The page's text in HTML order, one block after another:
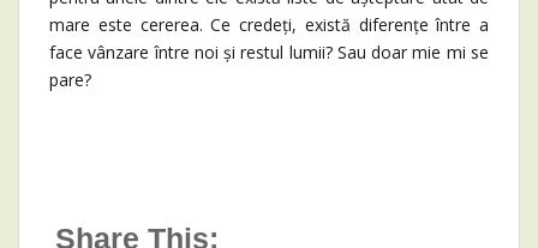
mare este cererea. Ce credeți, există diferențe între a
face vânzare între noi și restul lumii? Sau doar mie mi se
pare?
Share This: